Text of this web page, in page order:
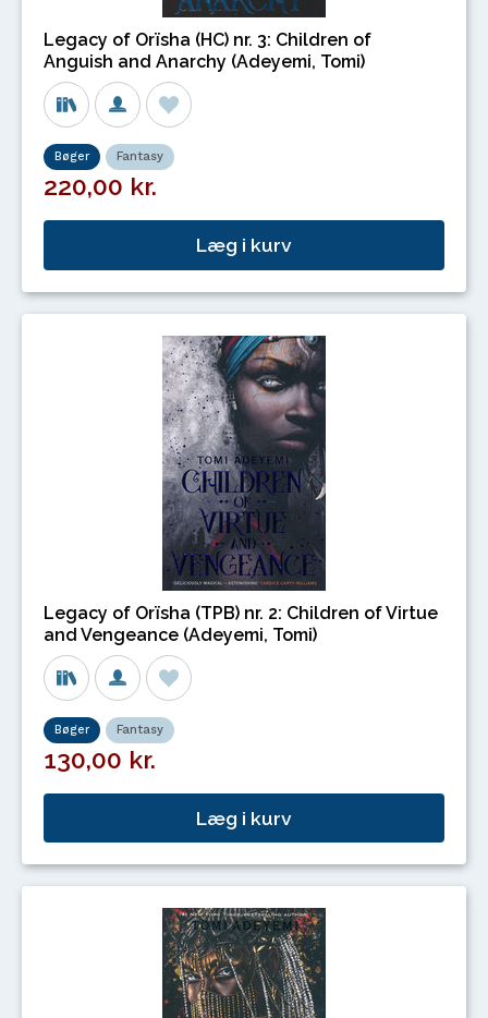
Legacy of Orïsha (HC) nr. 3: Children of
Anguish and Anarchy (Adeyemi, Tomi)
Bøger Fantasy
220,00 kr.
Læg i kurv
Legacy of Orïsha (TPB) nr. 2: Children of Virtue
and Vengeance (Adeyemi, Tomi)
Bøger Fantasy
130,00 kr.
Læg i kurv